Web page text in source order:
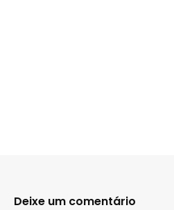
Deixe um comentário